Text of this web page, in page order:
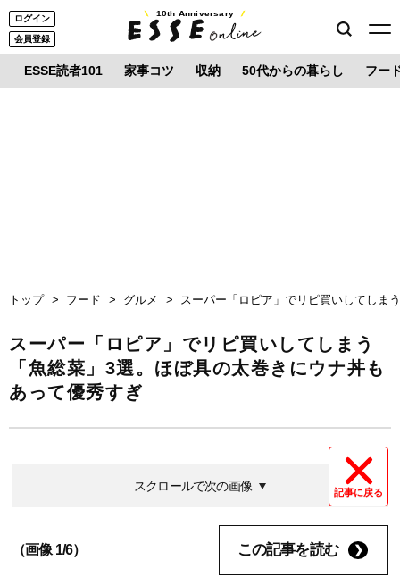
ログイン
会員登録
10th Anniversary
ESSE読者101 家事コツ 収納 50代からの暮らし フー
トップ フード グルメ スーパー「ロピア」でリピ買いしてしま
スーパー「ロピア」でリピ買いしてしまう
「魚総菜」3選。ほぼ具の太巻きにウナ丼も
あって優秀すぎ
記事に戻る
スクロールで次の画像
（画像 1/6） この記事を読む